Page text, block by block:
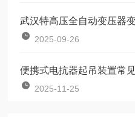
2025-09-26
便携式电抗器起吊装置常
2025-11-25